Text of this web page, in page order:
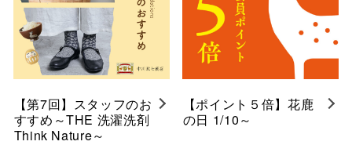
【第7回】スタッフのお
すすめ～THE 洗濯洗剤
Think Nature～
【ポイント５倍】花鹿
の日 1/10～